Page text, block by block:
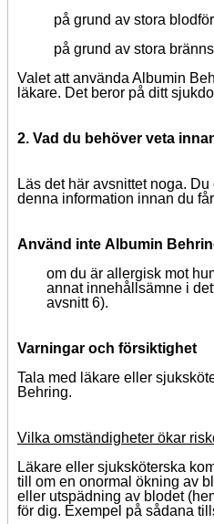
på grund av stora
på grund av stora
Valet att använda Albumin
läkare. Det beror på ditt
2. Vad du behöver veta
Läs det här avsnittet noga.
denna information innan du
Använd inte Albumin
om du är allergisk mot
annat innehållsämne i
avsnitt 6).
Varningar och försiktighet
Tala med läkare eller
Behring.
Vilka omständigheter ökar
Läkare eller sjuksköterska
till om en onormal ökning av
eller utspädning av blodet
för dig. Exempel på sådana